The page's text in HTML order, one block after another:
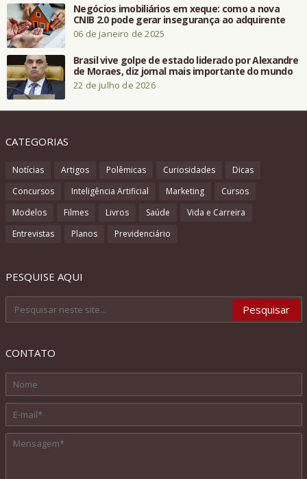
Negócios imobiliários em xeque: como a nova
CNIB 2.0 pode gerar insegurança ao adquirente
06 de janeiro de 2025
Brasil vive golpe de estado liderado por Alexandre
de Moraes, diz jornal mais importante do mundo
22 de julho de 2026
CATEGORIAS
Notícias Artigos Polêmicas Curiosidades
Dicas
Concursos
Inteligência Artificial Marketing
Cursos
Modelos
Filmes Livros Saúde
Vida e Carreira
Entrevistas
Planos Previdenciário
PESQUISE AQUI
CONTATO